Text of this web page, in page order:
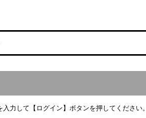
力して【ログイン】ボタンを押してください。